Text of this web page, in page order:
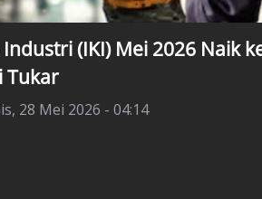
(IKI) Mei 2026 Naik
Tukar
28 Mei 2026 - 04:14